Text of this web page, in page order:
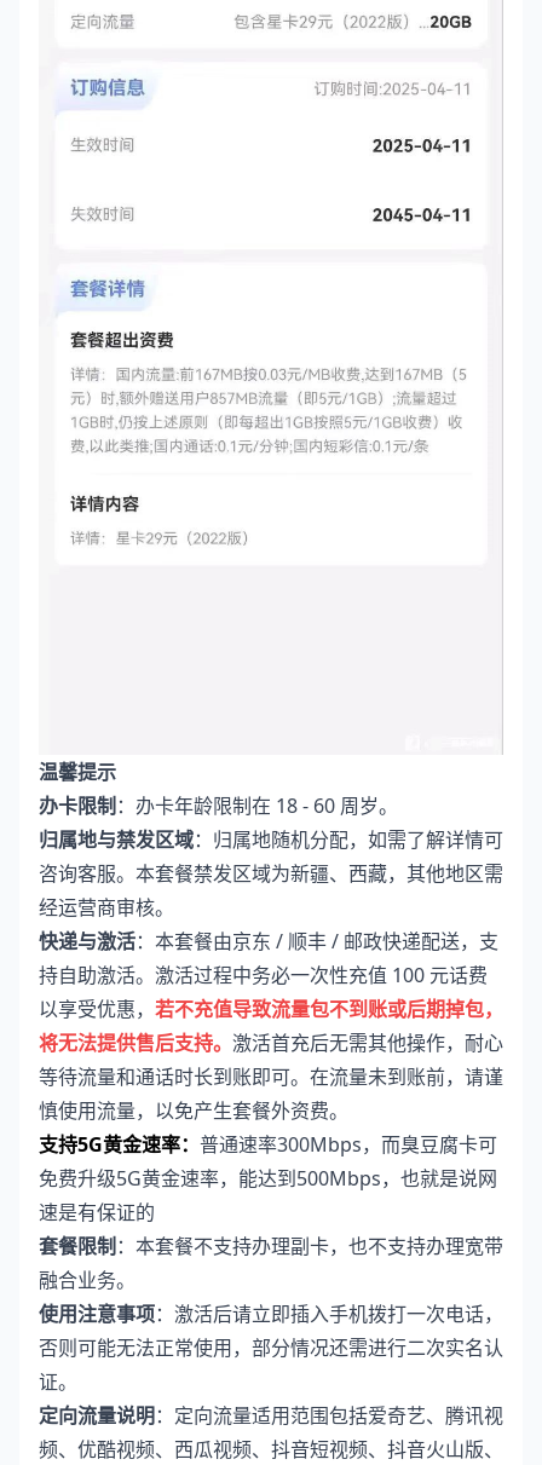
温馨提示
办卡限制 ：办卡年龄限制在 18 - 60 周岁。
归属地与禁发区域：归属地随机分配，如需了解详情可
咨询客服。本套餐禁发区域为新疆、西藏，其他地区需
经运营商审核。
快递与激活：本套餐由京东 / 顺丰 / 邮政快递配送，支
持自助激活。激活过程中务必一次性充值 100 元话费
以享受优惠， 若不充值导致流量包不到账或后期掉包，
将无法提供售后支持。 激活首充后无需其他操作，耐心
等待流量和通话时长到账即可。在流量未到账前，请谨
慎使用流量，以免产生套餐外资费。
支持5G黄金速率： 普通速率300Mbps，而臭豆腐卡可
免费升级5G黄金速率，能达到500Mbps，也就是说网
速是有保证的
套餐限制 ：本套餐不支持办理副卡，也不支持办理宽带
融合业务。
使用注意事项：激活后请立即插入手机拨打一次电话，
否则可能无法正常使用，部分情况还需进行二次实名认
证。
定向流量说明：定向流量适用范围包括爱奇艺、腾讯视
频、优酷视频、西瓜视频、抖音短视频、抖音火山版、